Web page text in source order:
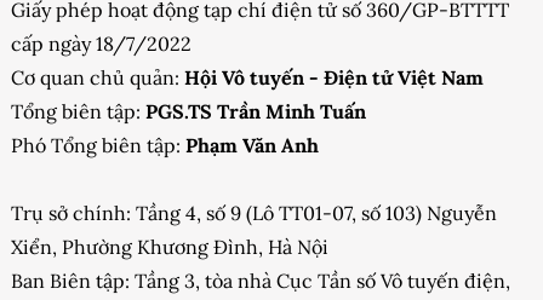
Giấy phép hoạt động tạp chí điện tử số 360/GP-BTTTT
cấp ngày 18/7/2022
Cơ quan chủ quản: Hội Vô tuyến - Điện tử Việt Nam
Tổng biên tập: PGS.TS Trần Minh Tuấn
Phó Tổng biên tập: Phạm Văn Anh
Trụ sở chính: Tầng 4, số 9 (Lô TT01-07, số 103) Nguyễn
Xiển, Phường Khương Đình, Hà Nội
Ban Biên tập: Tầng 3, tòa nhà Cục Tần số Vô tuyến điện,